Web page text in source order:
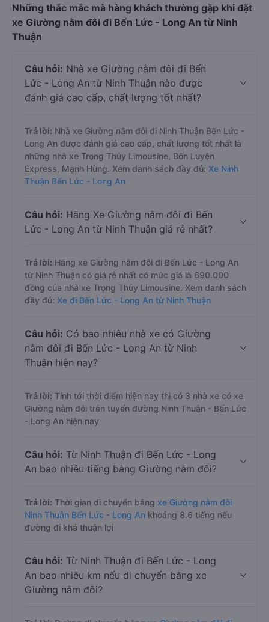
Những thắc mắc mà hàng khách thường gặp khi đặt
xe Giường nằm đôi đi Bến Lức - Long An từ Ninh
Thuận
Câu hỏi: Nhà xe Giường nằm đôi đi Bến
Lức - Long An từ Ninh Thuận nào được
đánh giá cao cấp, chất lượng tốt nhất?
Trả lời: Nhà xe Giường nằm đôi đi Ninh Thuận Bến Lức -
Long An được đánh giá cao cấp, chất lượng tốt nhất là
những nhà xe Trọng Thủy Limousine, Bốn Luyện
Express, Mạnh Hùng. Xem danh sách đầy đủ: Xe Ninh
Thuận Bến Lức - Long An
Câu hỏi: Hãng Xe Giường nằm đôi đi Bến
Lức - Long An từ Ninh Thuận giá rẻ nhất?
Trả lời: Hãng xe Giường nằm đôi đi Bến Lức - Long An
từ Ninh Thuận có giá rẻ nhất có mức giá là 690.000
đồng của nhà xe Trọng Thủy Limousine. Xem danh sách
đầy đủ: Xe đi Bến Lức - Long An từ Ninh Thuận
Câu hỏi: Có bao nhiêu nhà xe có Giường
nằm đôi đi Bến Lức - Long An từ Ninh
Thuận hiện nay?
Trả lời: Tính tới thời điểm hiện nay thì có 3 nhà xe có xe
Giường nằm đôi trên tuyến đường Ninh Thuận - Bến Lức
- Long An hiện nay
Câu hỏi: Từ Ninh Thuận đi Bến Lức - Long
An bao nhiêu tiếng bằng Giường nằm đôi?
Trả lời: Thời gian di chuyển bằng xe Giường nằm đôi
Ninh Thuận Bến Lức - Long An khoảng 8.6 tiếng nếu
đường đi khá thuận lợi
Câu hỏi: Từ Ninh Thuận đi Bến Lức - Long
An bao nhiêu km nếu di chuyển bằng xe
Giường nằm đôi?